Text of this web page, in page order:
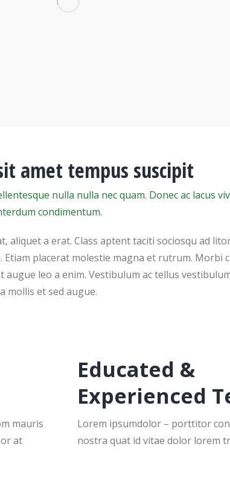
amet tempus suscipit
nulla nulla nec quam. Donec ac lacus
condimentum.
aliquet a erat. Class aptent taciti sociosqu ad
placerat molestie magna et rutrum. Morbi
leo a enim. Vestibulum ac tellus
mollis et sed augue.
mauris
at
Educated &
Experienced
Lorem ipsumdolor – porttitor
nostra quat id vitae dolor lorem